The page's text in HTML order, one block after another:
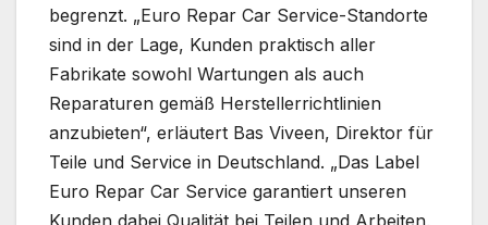
begrenzt. „Euro Repar Car Service-Standorte
sind in der Lage, Kunden praktisch aller
Fabrikate sowohl Wartungen als auch
Reparaturen gemäß Herstellerrichtlinien
anzubieten“, erläutert Bas Viveen, Direktor für
Teile und Service in Deutschland. „Das Label
Euro Repar Car Service garantiert unseren
Kunden dabei Qualität bei Teilen und Arbeiten,